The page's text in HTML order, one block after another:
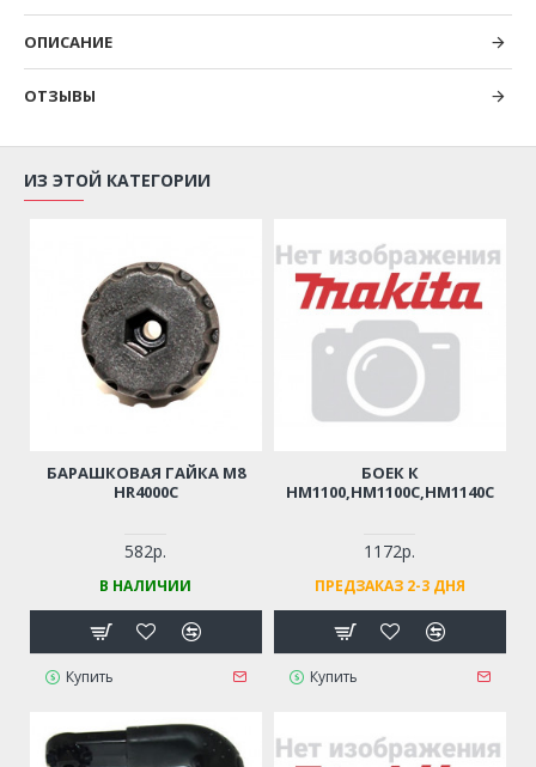
ОПИСАНИЕ
ОТЗЫВЫ
ИЗ ЭТОЙ КАТЕГОРИИ
БАРАШКОВАЯ ГАЙКА M8
HR4000C
582р.
В НАЛИЧИИ
Купить
БОЕК К
HM1100,HM1100C,HM1140C
1172р.
ПРЕДЗАКАЗ 2-3 ДНЯ
Купить